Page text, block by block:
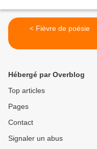
< Fièvre de poésie
Hébergé par Overblog
Top articles
Pages
Contact
Signaler un abus